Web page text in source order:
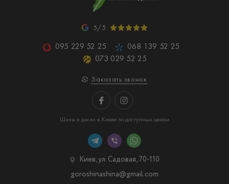
5/5
095 229 52 25
068 139 52 25
073 029 52 25
Заказать звонок
Шины и диски в Киеве по доступным ценам
Киев, ул. Садовая, 70-110
goroshinashina@gmail.com